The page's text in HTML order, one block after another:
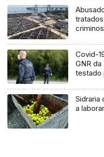
Covid-
GNR
testado
Sidraria
a